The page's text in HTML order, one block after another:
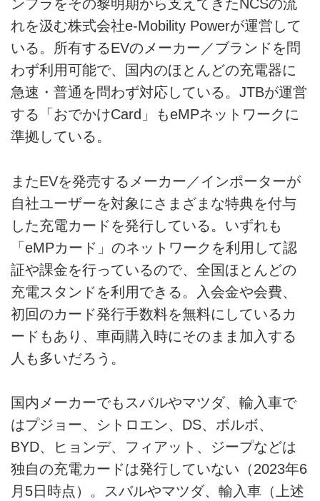
ンフラをその黎明期から支えてきたNCSの流
れを汲む株式会社e-Mobility Powerが運営して
いる。所有するEVのメーカー／ブランドを問
わず利用可能で、国内のほとんどの充電器に
急速・普通を問わず対応している。JTBが運営
する「おでかけCard」もeMPネットワークに
準拠している。
またEVを発売するメーカー／インポーターが
自社ユーザーを対象にさまざまな特典を付与
した充電カードを発行している。いずれも
「eMPカード」のネットワークを利用して認
証や課金を行っているので、全国ほとんどの
充電スタンドを利用できる。入会金や会費、
初回のカード発行手数料を無料にしているカ
ードもあり、車両購入時にそのまま加入する
人も多いだろう。
国内メーカーでもスバルやマツダ、輸入車で
はプジョー、シトロエン、DS、ボルボ、
BYD、ヒョンデ、フィアット、ジープなどは
独自の充電カードは発行していない（2023年6
月5日時点）。スバルやマツダ、輸入車（上述